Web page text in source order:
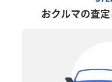
おクルマの査